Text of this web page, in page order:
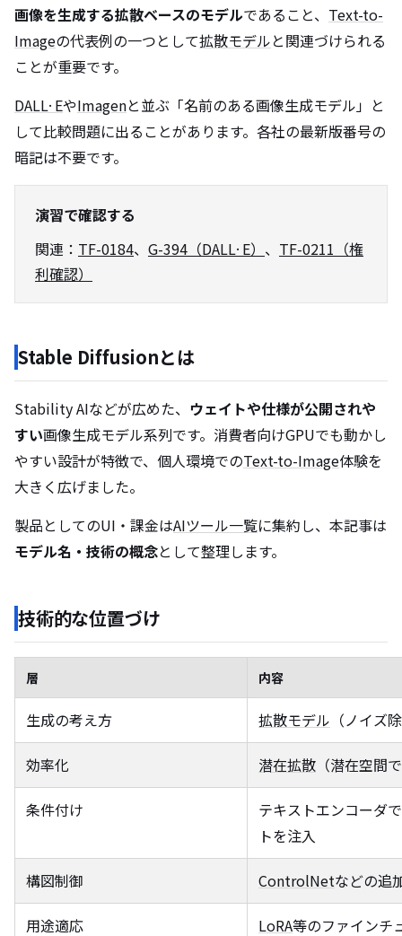
画像を生成する拡散ベースのモデルであること、 Text-to-
Imageの代表例の一つとして拡散モデルと関連づけられる
ことが重要です。
DALL·EやImagenと並ぶ「名前のある画像生成モデル」と
して比較問題に出ることがあります。各社の最新版番号の
暗記は不要です。
演習で確認する
関連： TF-0184、 G-394（DALL·E） 、 TF-0211（権
利確認）
Stable Diffusionとは
Stability AIなどが広めた、 ウェイトや仕様が公開されや
すい画像生成モデル系列です。消費者向けGPUでも動かし
やすい設計が特徴で、個人環境でのText-to-Image体験を
大きく広げました。
製品としてのUI・課金はAIツール一覧に集約し、本記事は
モデル名・技術の概念として整理します。
技術的な位置づけ
層 内容
生成の考え方 拡散モデル （ノイズ
効率化 潜在拡散 （潜在空間
条件付け
テキストエンコーダ
トを注入
構図制御 ControlNetなどの追
用途適応 LoRA等のファインチ